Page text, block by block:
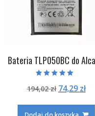
Bateria TLP050BC do
5.00
na 5
194,02zł Pierwotna
wynosiła:
74,29 zł